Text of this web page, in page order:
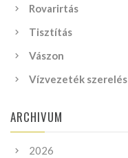
Rovarirtás
Tisztítás
Vászon
Vízvezeték szerelés
ARCHIVUM
2026